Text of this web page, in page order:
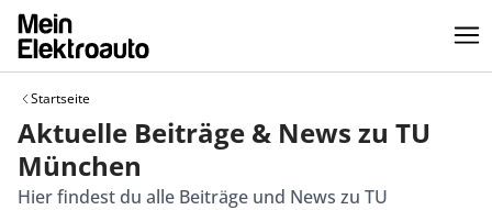
Startseite
Aktuelle Beiträge & News zu TU
München
Hier findest du alle Beiträge und News zu TU